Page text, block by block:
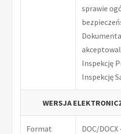
sprawie
Inspekcję
Inspekcję
WERSJA
Format
DOC/DOCX